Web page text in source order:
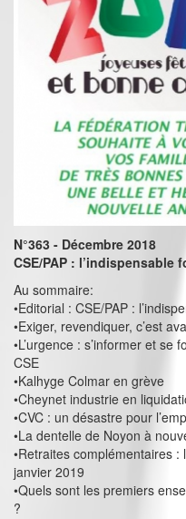
N°363 - Décembre 2018
CSE/PAP : l’indispensable
Au sommaire:
•Editorial : CSE/PAP :
•Exiger, revendiquer, c’est
•L’urgence : s’informer et
CSE
•Kalhyge Colmar en grève
•Cheynet industrie en
•CVC : un désastre pour
•La dentelle de Noyon à
•Retraites complémentaires
janvier 2019
•Quels sont les premiers
?